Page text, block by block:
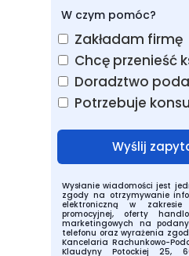
W czym pomóc?
Zakładam firmę
Chcę przenieść
Doradztwo
Potrzebuje
Wyślij
Wysłanie wiadomości jest
zgody na otrzymywanie
elektroniczną w zakresie
promocyjnej, oferty
marketingowych na
telefonu oraz wyrażenia
Kancelaria Rachunkowo-
Klaudyny Potockiej 25,